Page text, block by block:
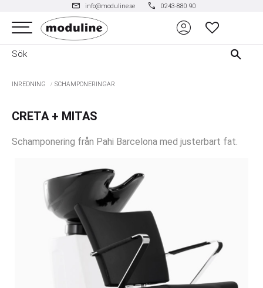
Meny
mail info@moduline.se phone 0243-880 90
account_circle FAVORITER
INREDNING SCHAMPONERINGAR
CRETA + MITAS
Schamponering från Pahi Barcelona med justerbart fat.